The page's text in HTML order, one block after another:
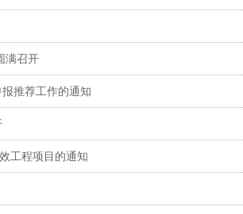
满召开
推荐工作的通知
工程项目的通知